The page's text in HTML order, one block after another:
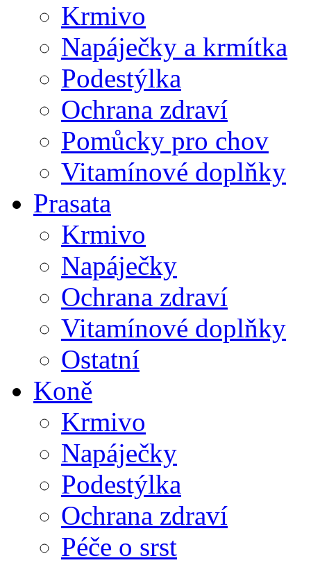
Krmivo
Napáječky a krmítka
Podestýlka
Ochrana zdraví
Pomůcky pro chov
Vitamínové doplňky
Prasata
Krmivo
Napáječky
Ochrana zdraví
Vitamínové doplňky
Ostatní
Koně
Krmivo
Napáječky
Podestýlka
Ochrana zdraví
Péče o srst